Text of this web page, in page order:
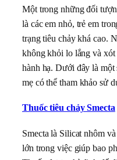
Một trong những đối
là các em nhỏ, trẻ em
trạng tiêu chảy khá cao.
không khỏi lo lắng và
hành hạ. Dưới đây là một
mẹ có thể tham khảo sử
Thuốc tiêu chảy Smecta
Smecta là Silicat nhôm
lớn trong việc giúp bao